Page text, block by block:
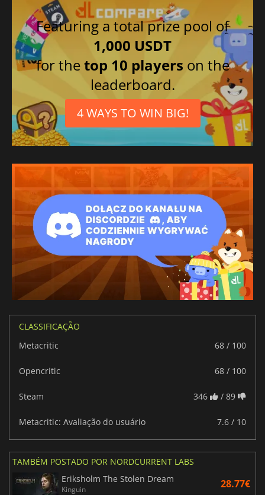
Featuring a total prize pool of
1,000 USDT
for thetop 10 players on the
leaderboard.
4 WAYS TO WIN BIG!
CLASSIFICAÇÃO
Metacritic
68 / 100
Opencritic 68 / 100
Steam 346 / 89
Metacritic: Avaliação do usuário 7.6 / 10
TAMBÉM POSTADO POR NORDCURRENT LABS
Eriksholm The Stolen Dream
Kinguin 28.77€